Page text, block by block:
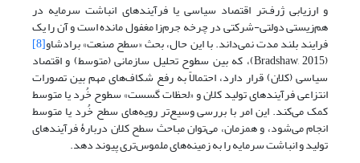
و ارزیابی ژرف‌تر اقتصاد سیاسی یا فرآیندهای انباشت سرمایه در
هم‌زیستی دولتی-شرکتی در چرخه جرم‌زا مغفول مانده است و آن را یک
فرایند بلند مدت نمی‌داند. با این حال، بحث «سطح صنعت» برادشاو[8]
(Bradshaw, 2015)، که بین سطوح تحلیل سازمانی (متوسط) و اقتصاد
سیاسی (کلان) قرار دارد، احتمالاً به رفع شکاف‌های مهم بین تصورات
انتزاعی فرآیندهای تولید کلان و «لحظات گسست» سطوح خُرد یا متوسط
کمک می‌کند. این امر با بررسی وسیع‌تر رویه‌های سطح خُرد یا متوسط
انجام می‌شود، و همزمان، می‌‌‌توان مباحث سطح کلان دربارۀ فرآیندهای
تولید و انباشت سرمایه را به زمینه‌های ملموس‌تری پیوند دهد.